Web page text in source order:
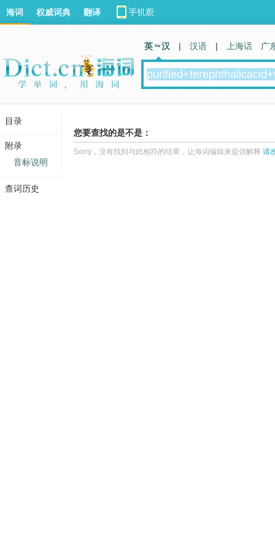
您要查找的是不是：
Sorry，没有找到与此相符的结果，让海词编辑来提供解释 请
海词 权威词典 翻译
英 汉 | 汉语 | 上海话 广
目录
附录
音标说明
查词历史